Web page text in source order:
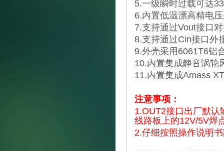
5.一级瞬时过载可达
6.内置低温漂高精电
7.支持通过Vout接口
8.支持通过Cin接口外
9.外壳采用6061T6铝
10.内置集成静音涡轮
11.内置集成Amass
注意事项：
1.OUT2接口出厂默
线路板上的12V/5V焊
2.仔细按照操作说明